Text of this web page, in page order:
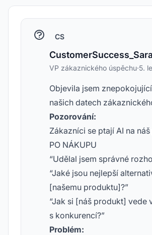
CS
VP zákaznického úspěchu·5.
Objevila jsem
našich datech
Pozorování:
Zákazníci se ptají AI na
PO NÁKUPU
“Udělal jsem správné
“Jaké jsou nejlepší
[našemu produktu]?”
“Jak si [náš produkt] vede
s konkurencí?”
Problém: